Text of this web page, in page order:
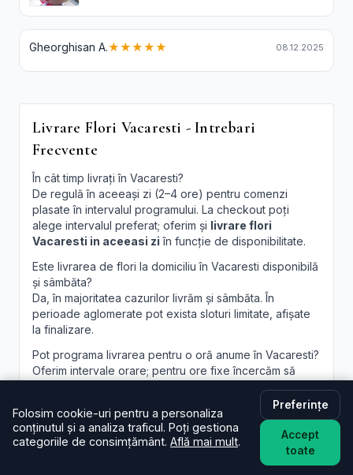
Gheorghisan A.★★★★★ 08.12.2025
Livrare Flori Vacaresti - Intrebari
Frecvente
În cât timp livrați în Vacaresti?
De regulă în aceeași zi (2–4 ore) pentru comenzi
plasate în intervalul programului. La checkout poți
alege intervalul preferat; oferim și livrare flori
Vacaresti in aceeasi zi în funcție de disponibilitate.
Este livrarea de flori la domiciliu în Vacaresti disponibilă
și sâmbăta?
Da, în majoritatea cazurilor livrăm și sâmbăta. În
perioade aglomerate pot exista sloturi limitate, afișate
la finalizare.
Pot programa livrarea pentru o oră anume în Vacaresti?
Oferim intervale orare; pentru ore fixe încercăm să
Pot adăuga un mesaj personalizat la buchet?
Desigur. Felicitarea este inclusă; scrie mesajul dorit în
câmpul dedicat, iar noi îl vom imprima lizibil. Realizăm și
personalizate, la
Folosim cookie-uri pentru a personaliza
conținutul și a analiza traficul. Poți gestiona
categoriile de consimțământ. Află mai mult.
Preferințe
Accept
toate